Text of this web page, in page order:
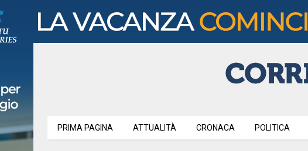
PRIMA PAGINA ATTUALITÀ CRONACA POLITICA